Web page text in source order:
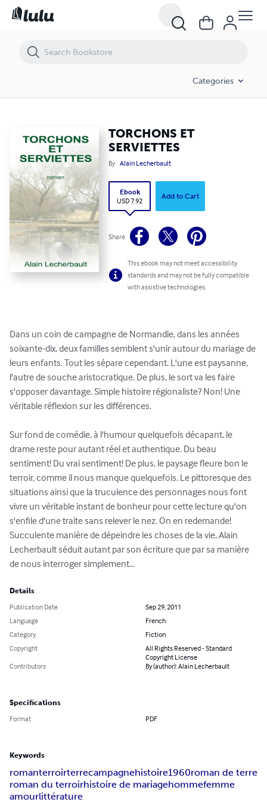
Categories
TORCHONS ET
SERVIETTES
By Alain Lecherbault
Ebook
USD 7.92
Add to Cart
Share
This ebook may not meet accessibility
standards and may not be fully compatible
with assistive technologies.
Dans un coin de campagne de Normandie, dans les années
soixante-dix, deux familles semblent s'unir autour du mariage de
leurs enfants. Tout les sépare cependant. L'une est paysanne,
l'autre de souche aristocratique. De plus, le sort va les faire
s'opposer davantage. Simple histoire régionaliste? Non! Une
véritable réflexion sur les différences.
Sur fond de comédie, à l'humour quelquefois décapant, le
drame reste pour autant réel et authentique. Du beau
sentiment! Du vrai sentiment! De plus, le paysage fleure bon le
terroir, comme il nous manque quelquefois. Le pittoresque des
situations ainsi que la truculence des personnages nous font
vivre un véritable instant de bonheur pour cette lecture qu'on
s'enfile d'une traite sans relever le nez. On en redemande!
Succulente manière de dépeindre les choses de la vie, Alain
Lecherbault séduit autant par son écriture que par sa manière
de nous interroger simplement...
Details
Publication Date
Sep 29, 2011
Language
French
Category
Fiction
Copyright
All Rights Reserved - Standard
Copyright License
Contributors
By (author): Alain Lecherbault
Specifications
Format PDF
Keywords
romanterroirterrecampagnehistoire1960roman de terre
roman du terroirhistoire de mariagehommefemme
amourlittérature
TORCHONS ET SERVIETTES